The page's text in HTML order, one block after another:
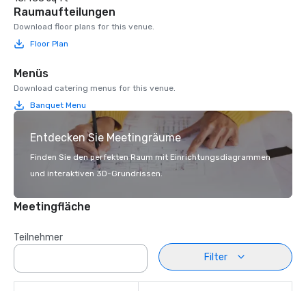
Raumaufteilungen
Download floor plans for this venue.
Floor Plan
Menüs
Download catering menus for this venue.
Banquet Menu
Entdecken Sie Meetingräume
Finden Sie den perfekten Raum mit Einrichtungsdiagrammen
und interaktiven 3D-Grundrissen.
Meetingfläche
Teilnehmer
Filter